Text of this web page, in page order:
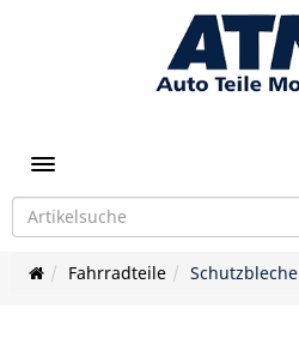
Toggle navigation
Fahrradteile Schutzbleche